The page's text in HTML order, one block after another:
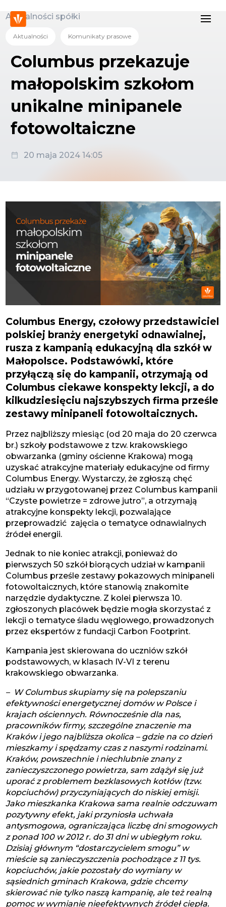
Aktualności spółki
Aktualności Komunikaty prasowe
Columbus przekazuje
małopolskim szkołom
unikalne minipanele
fotowoltaiczne
20 maja 2024 14:05
Columbus Energy, czołowy przedstawiciel
polskiej branży energetyki odnawialnej,
rusza z kampanią edukacyjną dla szkół w
Małopolsce. Podstawówki, które
przyłączą się do kampanii, otrzymają od
Columbus ciekawe konspekty lekcji, a do
kilkudziesięciu najszybszych firma prześle
zestawy minipaneli fotowoltaicznych.
Przez najbliższy miesiąc (od 20 maja do 20 czerwca
br.) szkoły podstawowe z tzw. krakowskiego
obwarzanka (gminy ościenne Krakowa) mogą
uzyskać atrakcyjne materiały edukacyjne od firmy
Columbus Energy. Wystarczy, że zgłoszą chęć
udziału w przygotowanej przez Columbus kampanii
“Czyste powietrze = zdrowe jutro”, a otrzymają
atrakcyjne konspekty lekcji, pozwalające
przeprowadzić zajęcia o tematyce odnawialnych
źródeł energii.
Jednak to nie koniec atrakcji, ponieważ do
pierwszych 50 szkół biorących udział w kampanii
Columbus prześle zestawy pokazowych minipaneli
fotowoltaicznych, które stanowią znakomite
narzędzie dydaktyczne. Z kolei pierwsza 10.
zgłoszonych placówek będzie mogła skorzystać z
lekcji o tematyce śladu węglowego, prowadzonych
przez ekspertów z fundacji Carbon Footprint.
Kampania jest skierowana do uczniów szkół
podstawowych, w klasach IV-VI z terenu
krakowskiego obwarzanka.
– W Columbus skupiamy się na polepszaniu
efektywności energetycznej domów w Polsce i
krajach ościennych. Równocześnie dla nas,
pracowników firmy, szczególne znaczenie ma
Kraków i jego najbliższa okolica – gdzie na co dzień
mieszkamy i spędzamy czas z naszymi rodzinami.
Kraków, powszechnie i niechlubnie znany z
zanieczyszczonego powietrza, sam zdążył się już
uporać z problemem bezklasowych kotłów (tzw.
kopciuchów) przyczyniających do niskiej emisji.
Jako mieszkanka Krakowa sama realnie odczuwam
pozytywny efekt, jaki przyniosła uchwała
antysmogowa, ograniczająca liczbę dni smogowych
z ponad 100 w 2012 r. do 31 dni w ubiegłym roku.
Dzisiaj głównym “dostarczycielem smogu” w
mieście są zanieczyszczenia pochodzące z 11 tys.
kopciuchów, jakie pozostały do wymiany w
sąsiednich gminach Krakowa, gdzie chcemy
skierować nie tylko naszą kampanię, ale też realną
pomoc w wymianie nieefektywnych źródeł ciepła.